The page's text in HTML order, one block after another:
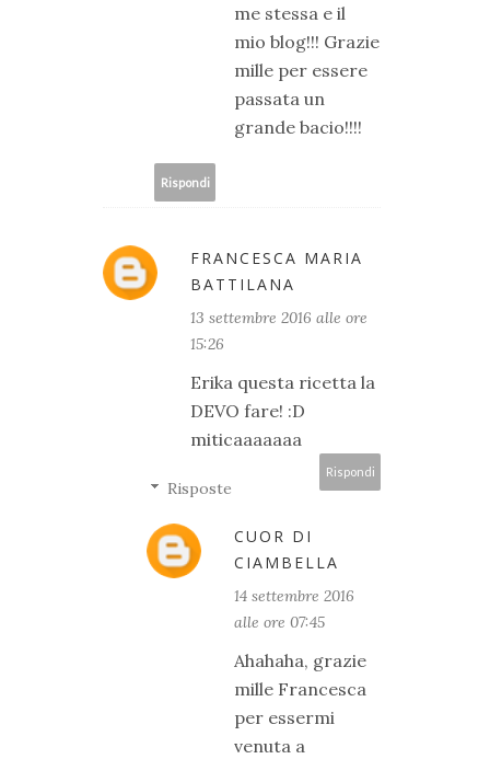
me stessa e il
mio blog!!! Grazie
mille per essere
passata un
grande bacio!!!!
Rispondi
FRANCESCA MARIA
BATTILANA
13 settembre 2016 alle ore
15:26
Erika questa ricetta la
DEVO fare! :D
miticaaaaaaa
Rispondi
Risposte
CUOR DI
CIAMBELLA
14 settembre 2016
alle ore 07:45
Ahahaha, grazie
mille Francesca
per essermi
venuta a